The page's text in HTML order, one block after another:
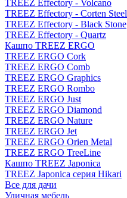
TREEZ Effectory - Volcano
TREEZ Effectory - Corten Steel
TREEZ Effectory - Black Stone
TREEZ Effectory - Quartz
Кашпо TREEZ ERGO
TREEZ ERGO Cork
TREEZ ERGO Comb
TREEZ ERGO Graphics
TREEZ ERGO Rombo
TREEZ ERGO Just
TREEZ ERGO Diamond
TREEZ ERGO Nature
TREEZ ERGO Jet
TREEZ ERGO Orien Metal
TREEZ ERGO TreeLine
Кашпо TREEZ Japonica
TREEZ Japonica серия Hikari
Все для дачи
Уличная мебель